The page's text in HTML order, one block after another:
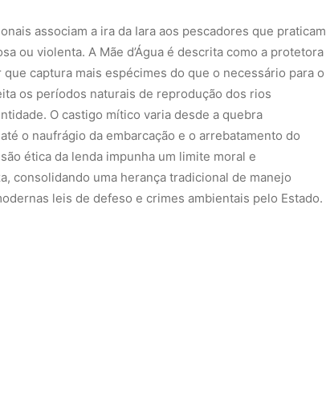
associam a ira da Iara aos pescadores que praticam
ou violenta. A Mãe d’Água é descrita como a protetora
captura mais espécimes do que o necessário para o
os períodos naturais de reprodução dos rios
O castigo mítico varia desde a quebra
o naufrágio da embarcação e o arrebatamento do
ética da lenda impunha um limite moral e
consolidando uma herança tradicional de manejo
leis de defeso e crimes ambientais pelo Estado.